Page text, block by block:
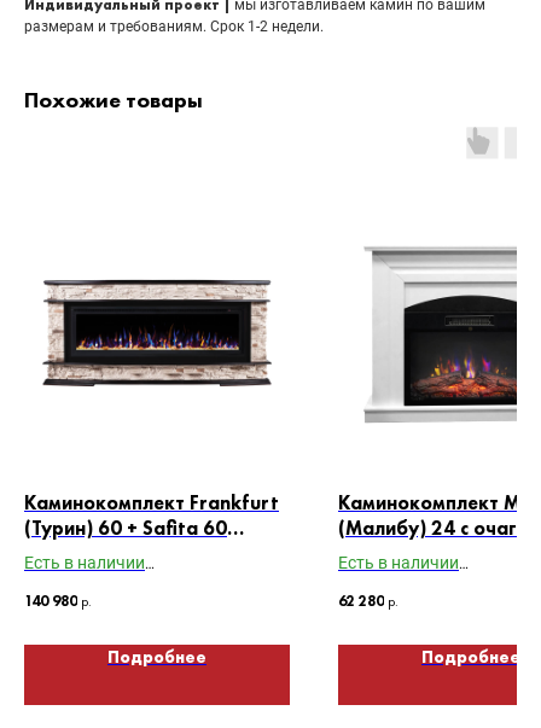
Индивидуальный проект |
мы изготавливаем камин по вашим
размерам и требованиям. Срок 1-2 недели.
Похожие товары
Каминокомплект Frankfurt
(Турин) 60 + Safita 60
античный дуб
Есть в наличии
140 980 р.
Подробнее
Каминокомплект
(Малибу) 24 с очагом
Kedral + Magic 24
Есть в наличии
62 280 р.
Подробнее